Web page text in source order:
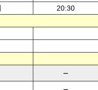
20:30
－